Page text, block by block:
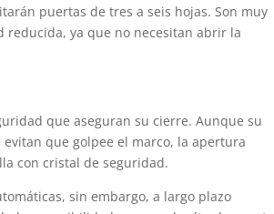
puertas de tres a seis hojas. Son muy
reducida, ya que no necesitan abrir la
que aseguran su cierre. Aunque su
que golpee el marco, la apertura
con cristal de seguridad.
sin embargo, a largo plazo